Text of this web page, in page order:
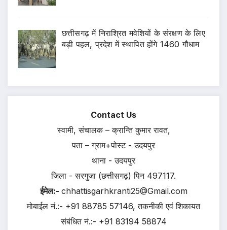
छत्तीसगढ़ में निराश्रित मवेशियों के संरक्षण के लिए
बड़ी पहल, प्रदेश में स्थापित होंगे 1460 गौधाम
Contact Us
स्वामी, संचालक – क्रान्ति कुमार रावत,
पता – ग्राम+पोस्ट - उदयपुर
थाना - उदयपुर
जिला - सरगुजा (छत्तीसगढ़) पिन 497117.
ईमेल:- chhattisgarhkranti25@Gmail.com
मोबाईल नं.:- +91 88785 57146, तकनीकी एवं शिकायत
संबंधित नं.:- +91 83194 58874